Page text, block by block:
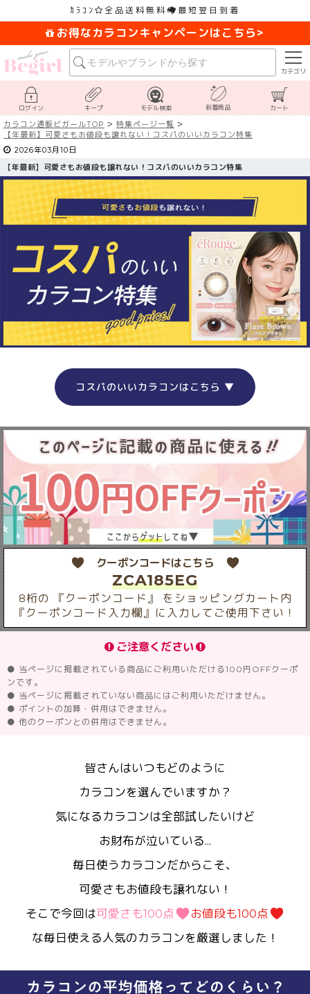
ｶﾗｺﾝ 全品送料無料 最短翌日到着
お得なカラコンキャンペーンはこちら>
カテゴリ
ログイン キープ モデル検索 新着商品 カート
カラコン通販ビガールTOP
特集ページ一覧
【 年最新】可愛さもお値段も譲れない！コスパのいいカラコン特集
2026年03月10日
【年最新】可愛さもお値段も譲れない！コスパのいいカラコン特集
コスパのいいカラコンはこちら ▼
クーポンコードはこちら
ZCA185EG
8桁の 『クーポンコード』 をショッピングカート内
『クーポンコード入力欄』に入力してご使用下さい！
ご注意ください
● 当ページに掲載されている商品にご利用いただける100円OFFクーポ
ンです。
● 当ページに掲載されていない商品にはご利用いただけません。
● ポイントの加算・併用はできません。
● 他のクーポンとの併用はできません。
皆さんはいつもどのように
カラコンを選んでいますか？
気になるカラコンは全部試したいけど
お財布が泣いている...
毎日使うカラコンだからこそ、
可愛さもお値段も譲れない！
そこで今回は可愛さも100点
お値段も100点
な毎日使える人気のカラコンを厳選しました！